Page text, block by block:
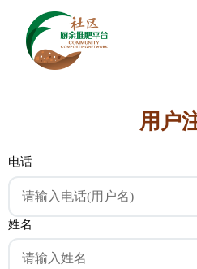
跳
过
用户
电话
姓名